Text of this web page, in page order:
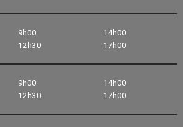
9h00
12h30
14h00
17h00
9h00
12h30
14h00
17h00